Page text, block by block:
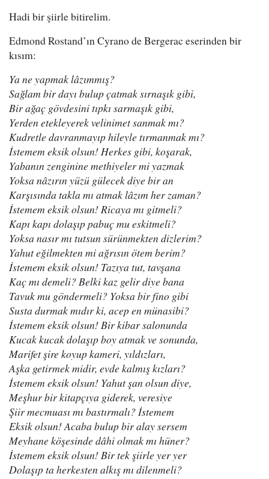
Hadi bir şiirle bitirelim.
Edmond Rostand’ın Cyrano de Bergerac eserinden bir
kısım:
Ya ne yapmak lâzımmış?
Sağlam bir dayı bulup çatmak sırnaşık gibi,
Bir ağaç gövdesini tıpkı sarmaşık gibi,
Yerden etekleyerek velinimet sanmak mı?
Kudretle davranmayıp hileyle tırmanmak mı?
İstemem eksik olsun! Herkes gibi, koşarak,
Yabanın zenginine methiyeler mi yazmak
Yoksa nâzırın yüzü gülecek diye bir an
Karşısında takla mı atmak lâzım her zaman?
İstemem eksik olsun! Ricaya mı gitmeli?
Kapı kapı dolaşıp pabuç mu eskitmeli?
Yoksa nasır mı tutsun sürünmekten dizlerim?
Yahut eğilmekten mi ağrısın ötem berim?
İstemem eksik olsun! Tazıya tut, tavşana
Kaç mı demeli? Belki kaz gelir diye bana
Tavuk mu göndermeli? Yoksa bir fino gibi
Susta durmak mıdır ki, acep en münasibi?
İstemem eksik olsun! Bir kibar salonunda
Kucak kucak dolaşıp boy atmak ve sonunda,
Marifet şire koyup kameri, yıldızları,
Aşka getirmek midir, evde kalmış kızları?
İstemem eksik olsun! Yahut şan olsun diye,
Meşhur bir kitapçıya giderek, veresiye
Şiir mecmuası mı bastırmalı? İstemem
Eksik olsun! Acaba bulup bir alay sersem
Meyhane köşesinde dâhi olmak mı hüner?
İstemem eksik olsun! Bir tek şiirle yer yer
Dolaşıp ta herkesten alkış mı dilenmeli?